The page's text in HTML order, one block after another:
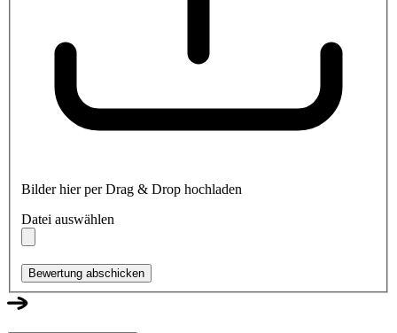
Bilder hier per Drag & Drop hochladen
Datei auswählen
Bewertung abschicken